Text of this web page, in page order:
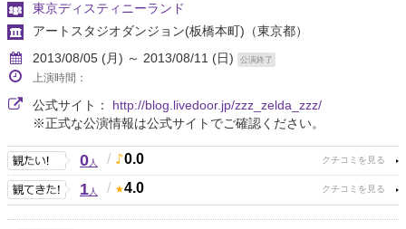
東京ディスティニーランド
アートスタジオダンジョン(板橋本町) （東京都）
2013/08/05 (月) ～ 2013/08/11 (日)
公演終了
上演時間：
公式サイト： http://blog.livedoor.jp/zzz_zelda_zzz/
※正式な公演情報は公式サイトでご確認ください。
0人 / 0.0
1人 / 4.0